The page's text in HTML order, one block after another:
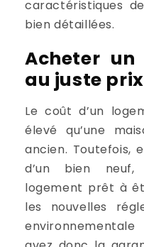
caractéristiques
bien détaillées.
Acheter
au juste prix
Le coût d’un
élevé qu’une
ancien. Toutefois,
d’un bien neuf,
logement prêt à
les nouvelles